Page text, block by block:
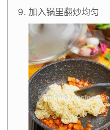
加入锅里翻炒均匀